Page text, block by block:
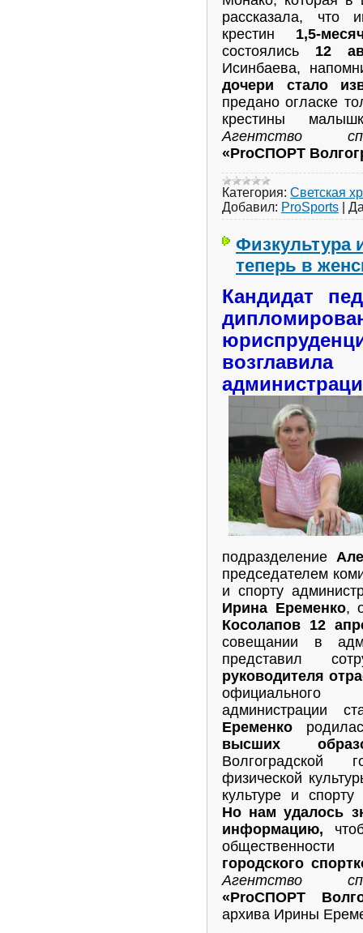
рассказала, что
крестин 1,5-
состоялись 12
Исинбаева,
дочери стало
предано огласке
крестины
Агентство
«ProСПОРТ
Категория: Светская
Добавил: ProSports
Физкультура
теперь в
Кандидат
подразделение
председателем
и спорту
Ирина Еременко,
Косолапов 12
совещании в
представил
руководителя
официального
администрации
Еременко
высших
Волгоградской
физической
культуре и спорту
Но нам удалось
информацию,
городского
Агентство
«ProСПОРТ
архива Ирины